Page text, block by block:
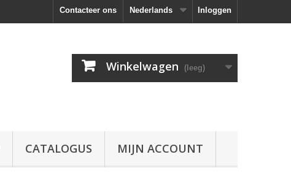
Inloggen
Nederlands
Contacteer ons
Winkelwagen (leeg)
CATALOGUS MIJN ACCOUNT